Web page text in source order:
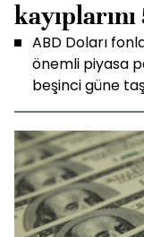
kayıplarını
ABD Doları
önemli piyasa
beşinci güne